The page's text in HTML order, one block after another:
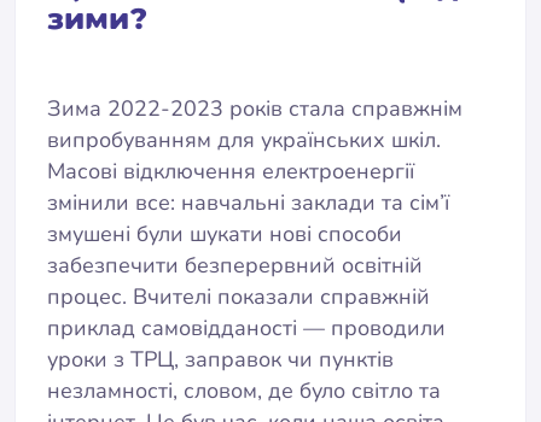
зими?
Зима 2022-2023 років стала справжнім
випробуванням для українських шкіл.
Масові відключення електроенергії
змінили все: навчальні заклади та сім’ї
змушені були шукати нові способи
забезпечити безперервний освітній
процес. Вчителі показали справжній
приклад самовідданості — проводили
уроки з ТРЦ, заправок чи пунктів
незламності, словом, де було світло та